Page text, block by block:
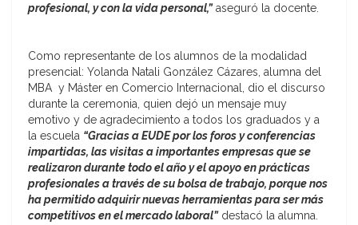
profesional, y con la vida personal,”aseguró la docente.
Como representante de los alumnos de la modalidad
presencial: Yolanda Natali González Cázares, alumna del
MBA y Máster en Comercio Internacional, dio el discurso
durante la ceremonia, quien dejó un mensaje muy
emotivo y de agradecimiento a todos los graduados y a
la escuela “Gracias a EUDE por los foros y conferencias
impartidas, las visitas a importantes empresas que se
realizaron durante todo el año y el apoyo en prácticas
profesionales a través de su bolsa de trabajo, porque nos
ha permitido adquirir nuevas herramientas para ser más
competitivos en el mercado laboral”destacó la alumna.